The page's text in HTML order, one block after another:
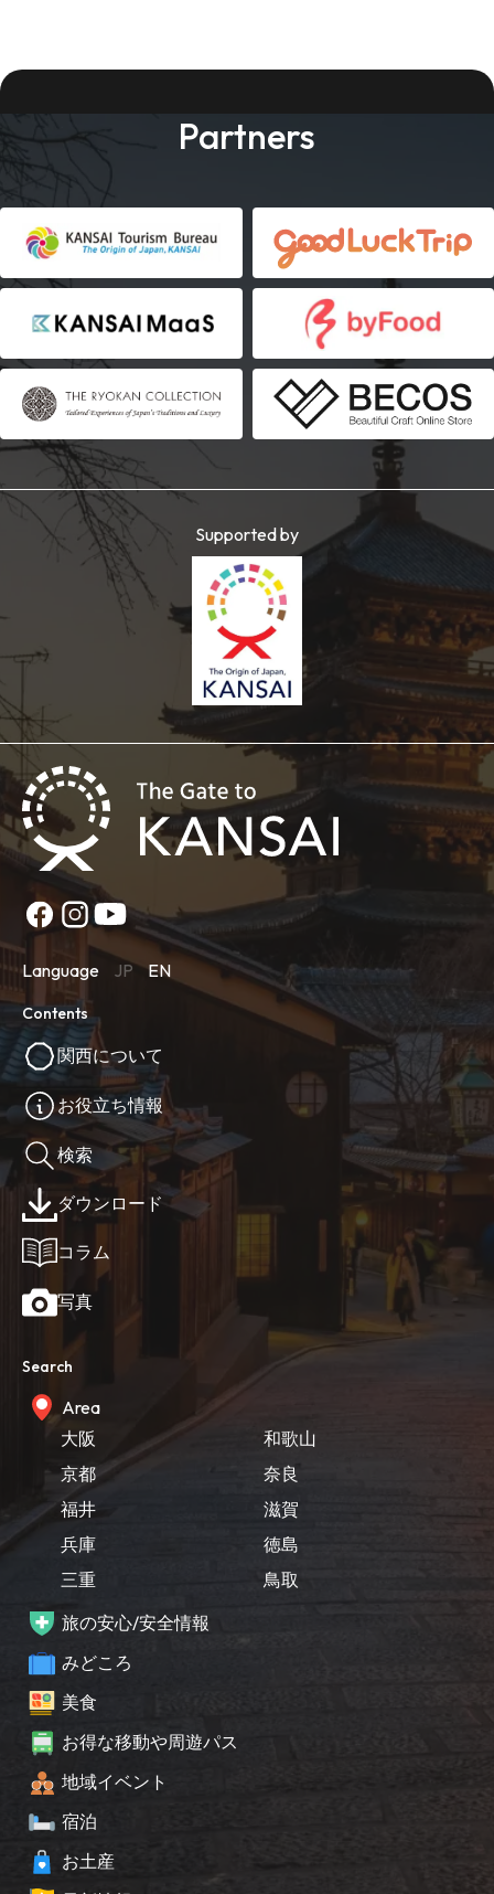
Partners
Supported by
Language JP EN
Contents
関西について
お役立ち情報
検索
ダウンロード
コラム
写真
Search
Area
大阪
京都
福井
兵庫
三重
和歌山
奈良
滋賀
徳島
鳥取
旅の安心/安全情報
みどころ
美食
お得な移動や周遊パス
地域イベント
宿泊
お土産